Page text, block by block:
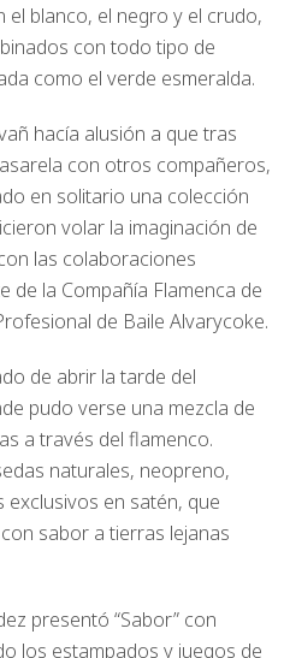
blanco, el negro y el crudo,
con todo tipo de
como el verde esmeralda.
hacía alusión a que tras
con otros compañeros,
en solitario una colección
volar la imaginación de
las colaboraciones
de la Compañía Flamenca de
de Baile Alvarycoke.
de abrir la tarde del
pudo verse una mezcla de
a través del flamenco.
naturales, neopreno,
exclusivos en satén, que
sabor a tierras lejanas
presentó “Sabor” con
los estampados y juegos de